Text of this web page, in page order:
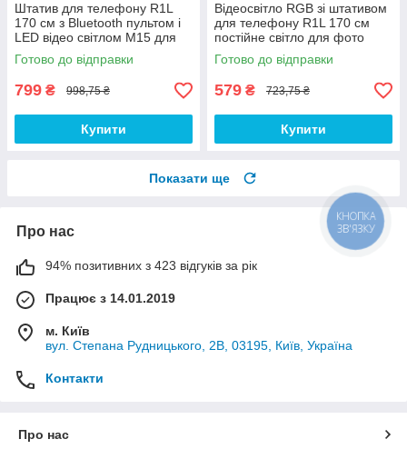
Штатив для телефону R1L
170 см з Bluetooth пультом і
LED відео світлом M15 для
фото, відео, селфі
Готово до відправки
799 ₴ 998,75 ₴
Купити
Відеосвітло RGB зі штативом
для телефону R1L 170 см
постійне світло для фото
RGB панель LED лампа для
фону
Готово до відправки
579 ₴ 723,75 ₴
Купити
Показати ще
Про нас
94% позитивних з 423 відгуків за рік
Працює з 14.01.2019
м. Київ
вул. Степана Рудницького, 2В, 03195, Київ, Україна
Контакти
Про нас
КНОПКА
ЗВ'ЯЗКУ